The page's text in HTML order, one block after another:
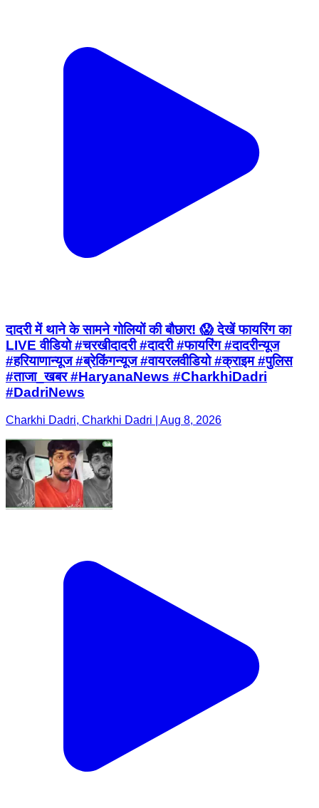
दादरी में थाने के सामने गोलियों की बौछार! 😱 देखें फायरिंग का
LIVE वीडियो #चरखीदादरी #दादरी #फायरिंग #दादरीन्यूज
#हरियाणान्यूज #ब्रेकिंगन्यूज #वायरलवीडियो #क्राइम #पुलिस
#ताजा_खबर #HaryanaNews #CharkhiDadri
#DadriNews
Charkhi Dadri, Charkhi Dadri | Aug 8, 2026